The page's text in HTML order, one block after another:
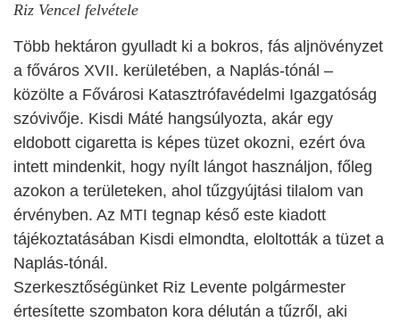
Riz Vencel felvétele
Több hektáron gyulladt ki a bokros, fás aljnövényzet
a főváros XVII. kerületében, a Naplás-tónál –
közölte a Fővárosi Katasztrófavédelmi Igazgatóság
szóvivője. Kisdi Máté hangsúlyozta, akár egy
eldobott cigaretta is képes tüzet okozni, ezért óva
intett mindenkit, hogy nyílt lángot használjon, főleg
azokon a területeken, ahol tűzgyújtási tilalom van
érvényben. Az MTI tegnap késő este kiadott
tájékoztatásában Kisdi elmondta, eloltották a tüzet a
Naplás-tónál.
Szerkesztőségünket Riz Levente polgármester
értesítette szombaton kora délután a tűzről, aki